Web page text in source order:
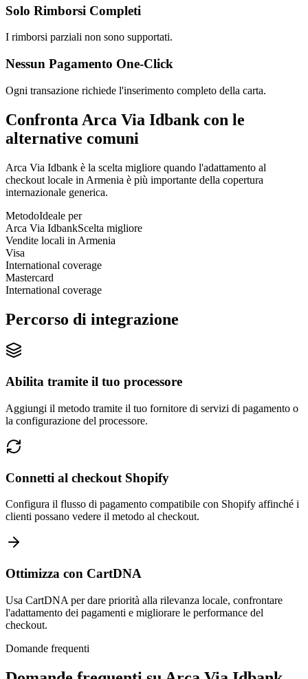
Solo Rimborsi Completi
I rimborsi parziali non sono supportati.
Nessun Pagamento One-Click
Ogni transazione richiede l'inserimento completo della carta.
Confronta Arca Via Idbank con le
alternative comuni
Arca Via Idbank è la scelta migliore quando l'adattamento al
checkout locale in Armenia è più importante della copertura
internazionale generica.
MetodoIdeale per
Arca Via IdbankScelta migliore
Vendite locali in Armenia
Visa
International coverage
Mastercard
International coverage
Percorso di integrazione
Abilita tramite il tuo processore
Aggiungi il metodo tramite il tuo fornitore di servizi di pagamento o
la configurazione del processore.
Connetti al checkout Shopify
Configura il flusso di pagamento compatibile con Shopify affinché i
clienti possano vedere il metodo al checkout.
Ottimizza con CartDNA
Usa CartDNA per dare priorità alla rilevanza locale, confrontare
l'adattamento dei pagamenti e migliorare le performance del
checkout.
Domande frequenti